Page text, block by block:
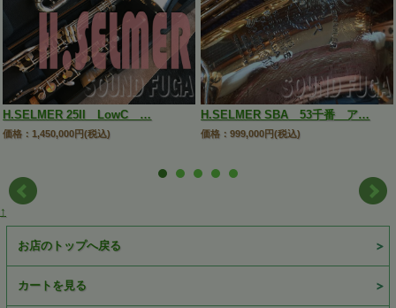
H.SELMER 25II LowC …
価格：1,450,000円(税込)
H.SELMER SBA 53千番 ア…
価格：999,000円(税込)
↑
お店のトップへ戻る
カートを見る